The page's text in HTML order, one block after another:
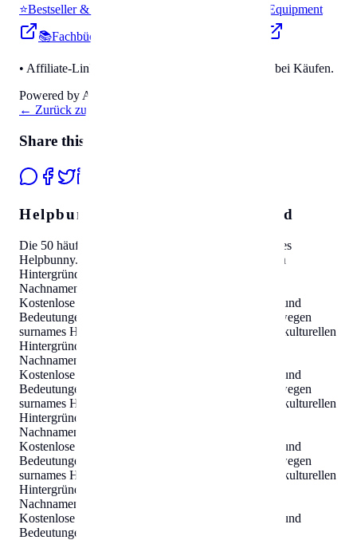
⭐Bestseller & Favoriten
Profi-Werkzeug & Equipment
📚Fachbücher & Guides
• Affiliate-Link: Wir erhalten eine kleine Provision bei Käufen.
Powered by Amazon 🛒
← Zurück zur Übersicht
Share this page
Helpbunny.com Travel SEO Cloud
Die 50 häufigsten Nachnamen in
surnames
Helpbunny.com
Kostenlose Übersicht mit kulturellen
Hintergründen und Bedeutungen
Nachnamen in
Kostenlose Übersicht mit kulturellen Hintergründen und
Bedeutungen
Norwegen
surnames Helpbunny.com
Kostenlose Übersicht mit kulturellen
Hintergründen und Bedeutungen
Nachnamen in
Kostenlose Übersicht mit kulturellen Hintergründen und
Bedeutungen
Norwegen
surnames Helpbunny.com
Kostenlose Übersicht mit kulturellen
Hintergründen und Bedeutungen
Nachnamen in
Kostenlose Übersicht mit kulturellen Hintergründen und
Bedeutungen
Norwegen
surnames Helpbunny.com
Kostenlose Übersicht mit kulturellen
Hintergründen und Bedeutungen
Nachnamen in
Kostenlose Übersicht mit kulturellen Hintergründen und
Bedeutungen